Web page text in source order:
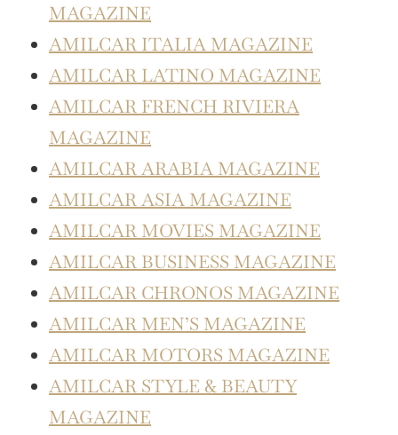
MAGAZINE
AMILCAR ITALIA MAGAZINE
AMILCAR LATINO MAGAZINE
AMILCAR FRENCH RIVIERA
MAGAZINE
AMILCAR ARABIA MAGAZINE
AMILCAR ASIA MAGAZINE
AMILCAR MOVIES MAGAZINE
AMILCAR BUSINESS MAGAZINE
AMILCAR CHRONOS MAGAZINE
AMILCAR MEN’S MAGAZINE
AMILCAR MOTORS MAGAZINE
AMILCAR STYLE & BEAUTY
MAGAZINE